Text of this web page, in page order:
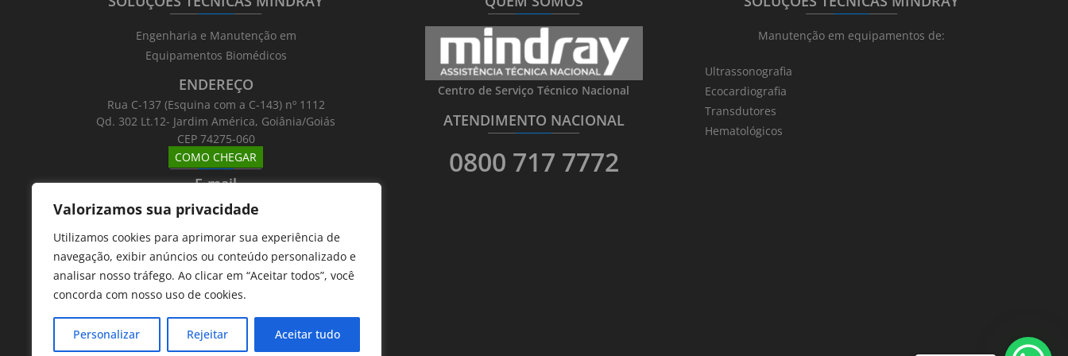
Valorizamos sua privacidade
Utilizamos cookies para aprimorar sua experiência de
navegação, exibir anúncios ou conteúdo personalizado e
analisar nosso tráfego. Ao clicar em “Aceitar todos”, você
concorda com nosso uso de cookies.
Personalizar Rejeitar Aceitar tudo
_______________________
Engenharia e Manutenção em
Equipamentos Biomédicos
ENDEREÇO
Rua C-137 (Esquina com a C-143) nº 1112
Qd. 302 Lt.12- Jardim América, Goiânia/Goiás
CEP 74275-060
COMO CHEGAR
_______________________
E-mail
Email: atntecnologiabrasil@gmail.com
Telefones
_______ ________________
62 9 8610 7777
11 9 7533 5757
_______________________
Centro de Serviço Técnico Nacional
ATENDIMENTO NACIONAL
_______________________
0800 717 7772
_______________________
Manutenção em equipamentos de:
Ultrassonografia
Ecocardiografia
Transdutores
Hematológicos